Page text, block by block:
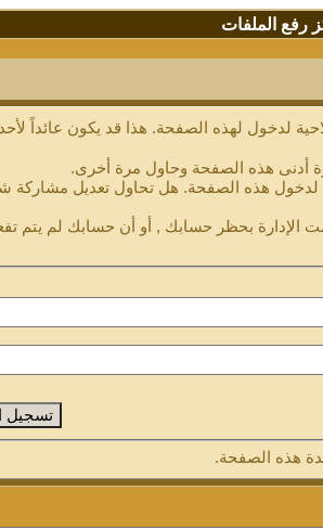
رفع الملفات
لدخول لهذه الصفحة. هذا قد يكون عائداً
أدنى هذه الصفحة وحاول مرة أخرى.
لدخول هذه الصفحة. هل تحاول تعديل مشاركة
الإدارة بحظر حسابك , أو أن حسابك لم يتم
هذه الصفحة.